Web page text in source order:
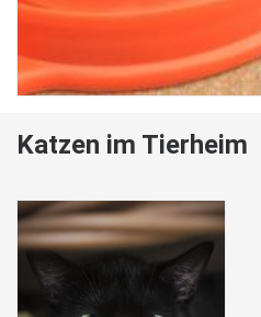
Katzen im Tierheim